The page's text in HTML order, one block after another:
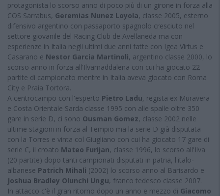
protagonista lo scorso anno di poco più di un girone in forza alla
COS Sarrabus, Geremias Nunez Loyola, classe 2005, esterno
difensivo argentino con passaporto spagnolo cresciuto nel
settore giovanile del Racing Club de Avellaneda ma con
esperienze in Italia negli ultimi due anni fatte con Igea Virtus e
Casarano e Nestor Garcia Martinoli, argentino classe 2000, lo
scorso anno in forza all'Ilvamaddalena con cui ha giocato 22
partite di campionato mentre in Italia aveva giocato con Roma
City e Praia Tortora.
A centrocampo con l'esperto Pietro Ladu, regista ex Muravera
e Costa Orientale Sarda classe 1995 con alle spalle oltre 350
gare in serie D, ci sono Ousman Gomez, classe 2002 nelle
ultime stagioni in forza al Tempio ma la serie D già disputata
con la Torres e vinta col Giugliano con cui ha giocato 17 gare di
serie C, il croato Mateo Furijan, classe 1996, lo scorso all'Ilva
(20 partite) dopo tanti campionati disputati in patria, l'italo-
albanese Patrich Mihali (2002) lo scorso anno al Barisardo e
Joshua Bradley Olunchi Ungu, franco tedesco classe 2007.
In attacco c'è il gran ritorno dopo un anno e mezzo di Giacomo